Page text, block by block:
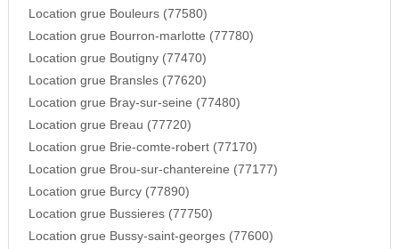
Location grue Bouleurs (77580)
Location grue Bourron-marlotte (77780)
Location grue Boutigny (77470)
Location grue Bransles (77620)
Location grue Bray-sur-seine (77480)
Location grue Breau (77720)
Location grue Brie-comte-robert (77170)
Location grue Brou-sur-chantereine (77177)
Location grue Burcy (77890)
Location grue Bussieres (77750)
Location grue Bussy-saint-georges (77600)